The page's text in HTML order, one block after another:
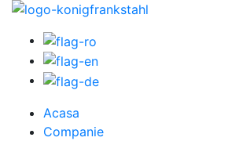
Acasa
Companie